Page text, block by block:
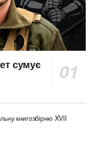
сумує
книгозбірню XVII